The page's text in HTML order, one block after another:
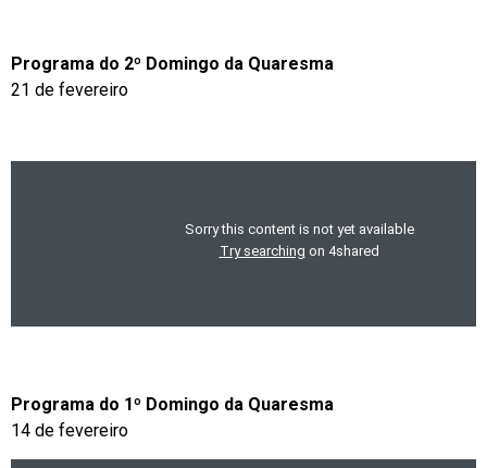
Programa do 2º Domingo da Quaresma
21 de fevereiro
Programa do 1º Domingo da Quaresma
14 de fevereiro